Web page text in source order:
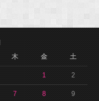
木 金 土
1 2
7 8 9